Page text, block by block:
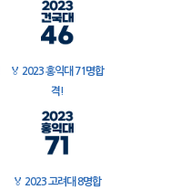
🏅 2023 홍익대 71명합
격!
🏅 2023 고려대 8명합